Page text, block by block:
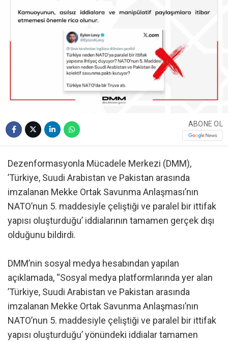
ABONE OL
Dezenformasyonla Mücadele Merkezi (DMM),
’Türkiye, Suudi Arabistan ve Pakistan arasında
imzalanan Mekke Ortak Savunma Anlaşması’nın
NATO’nun 5. maddesiyle çeliştiği ve paralel bir ittifak
yapısı oluşturduğu’ iddialarının tamamen gerçek dışı
olduğunu bildirdi.
DMM’nin sosyal medya hesabından yapılan
açıklamada, “Sosyal medya platformlarında yer alan
’Türkiye, Suudi Arabistan ve Pakistan arasında
imzalanan Mekke Ortak Savunma Anlaşması’nın
NATO’nun 5. maddesiyle çeliştiği ve paralel bir ittifak
yapısı oluşturduğu’ yönündeki iddialar tamamen